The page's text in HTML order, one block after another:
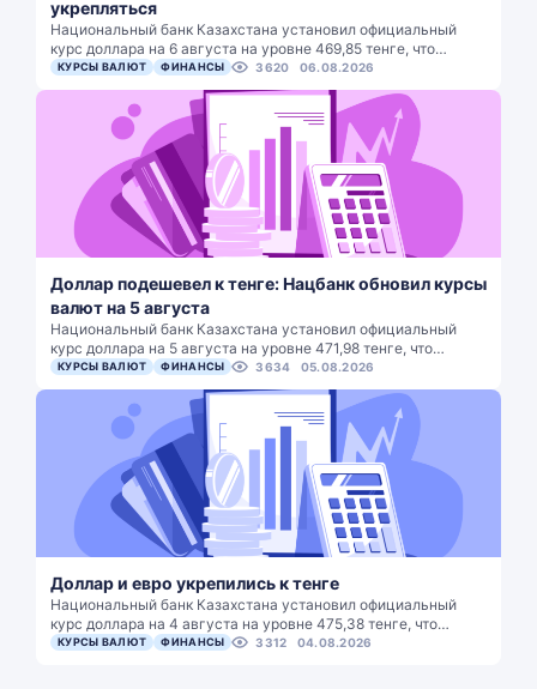
укрепляться
Национальный банк Казахстана установил официальный
курс доллара на 6 августа на уровне 469,85 тенге, что…
КУРСЫ ВАЛЮТ ФИНАНСЫ 3620 06.08.2026
Доллар подешевел к тенге: Нацбанк обновил курсы
валют на 5 августа
Национальный банк Казахстана установил официальный
курс доллара на 5 августа на уровне 471,98 тенге, что…
КУРСЫ ВАЛЮТ ФИНАНСЫ 3634 05.08.2026
Доллар и евро укрепились к тенге
Национальный банк Казахстана установил официальный
курс доллара на 4 августа на уровне 475,38 тенге, что…
КУРСЫ ВАЛЮТ ФИНАНСЫ 3312 04.08.2026